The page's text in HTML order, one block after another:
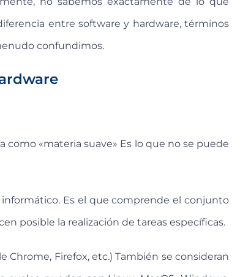
entre software y hardware, términos
confundimos.
«materia suave» Es lo que no se puede
Es el que comprende el conjunto
posible la realización de tareas específicas.
Chrome, Firefox, etc.) También se consideran